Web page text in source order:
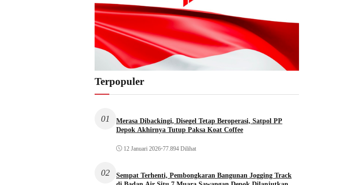
Terpopuler
01
Merasa Dibackingi, Disegel Tetap Beroperasi, Satpol PP
Depok Akhirnya Tutup Paksa Koat Coffee
12 Januari 2026•77.894 Dilihat
02
Sempat Terhenti, Pembongkaran Bangunan Jogging Track